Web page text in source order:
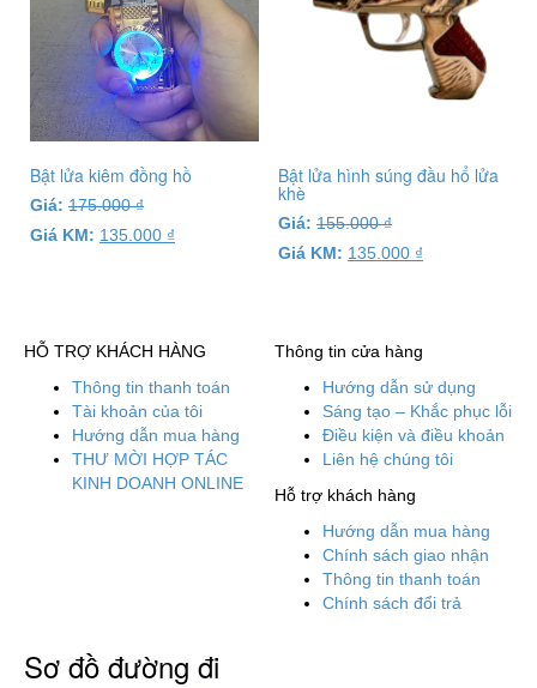
Bật lửa kiêm đồng hồ
Giá: 175.000₫
Giá KM: 135.000 ₫
Bật lửa hình súng đầu hổ lửa
khè
Giá: 155.000₫
Giá KM: 135.000 ₫
HỖ TRỢ KHÁCH HÀNG
Thông tin thanh toán
Tài khoản của tôi
Hướng dẫn mua hàng
THƯ MỜI HỢP TÁC
KINH DOANH ONLINE
Thông tin cửa hàng
Hướng dẫn sử dụng
Sáng tạo – Khắc phục lỗi
Điều kiện và điều khoản
Liên hệ chúng tôi
Hỗ trợ khách hàng
Hướng dẫn mua hàng
Chính sách giao nhận
Thông tin thanh toán
Chính sách đổi trả
Sơ đồ đường đi